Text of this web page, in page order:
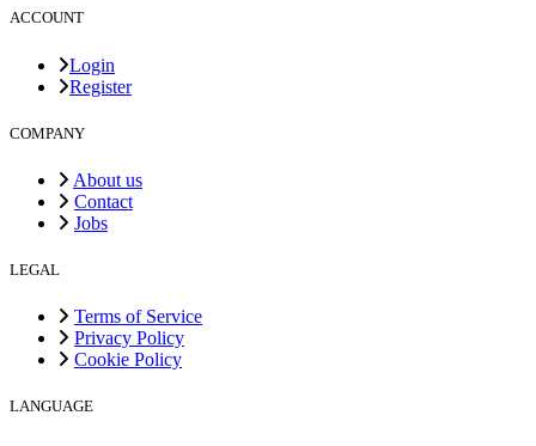
ACCOUNT
Login
Register
COMPANY
About us
Contact
Jobs
LEGAL
Terms of Service
Privacy Policy
Cookie Policy
LANGUAGE